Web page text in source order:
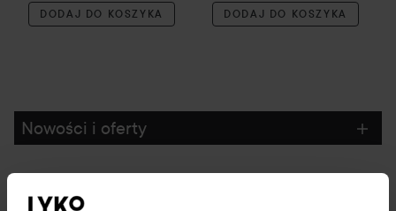
DODAJ DO KOSZYKA DODAJ DO KOSZYKA
Nowości i oferty